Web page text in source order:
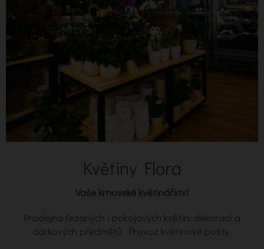
Květiny Flora
Vaše krnovské květinářství
Prodejna řezaných i pokojových květin, dekorací a
dárkových předmětů. Provoz květinové pošty.